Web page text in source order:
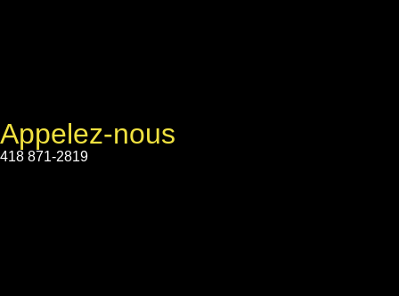
Appelez-nous
418 871-2819